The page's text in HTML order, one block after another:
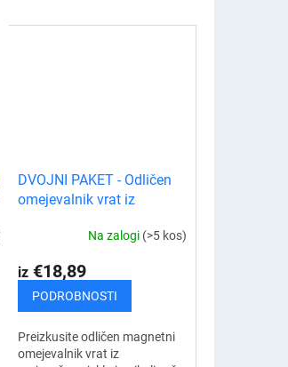
DVOJNI PAKET - Odličen
omejevalnik vrat iz
Na zalogi (>5 kos)
iz €18,89
PODROBNOSTI
Preizkusite odličen magnetni
omejevalnik vrat iz